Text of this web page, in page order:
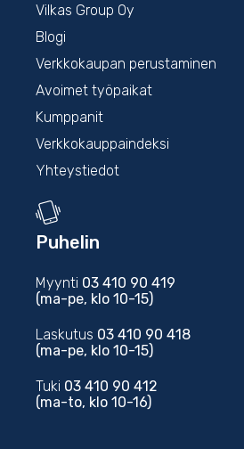
Vilkas Group Oy
Blogi
Verkkokaupan perustaminen
Avoimet työpaikat
Kumppanit
Verkkokauppaindeksi
Yhteystiedot
Puhelin
Myynti 03 410 90 419
(ma-pe, klo 10-15)
Laskutus 03 410 90 418
(ma-pe, klo 10-15)
Tuki 03 410 90 412
(ma-to, klo 10-16)